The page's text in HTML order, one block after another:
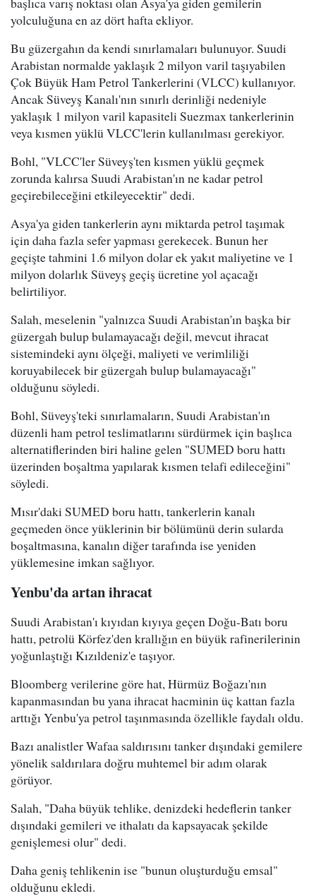
yolculuğuna en az dört hafta ekliyor.
Bu güzergahın da kendi sınırlamaları bulunuyor. Suudi
Arabistan normalde yaklaşık 2 milyon varil taşıyabilen
Çok Büyük Ham Petrol Tankerlerini (VLCC) kullanıyor.
Ancak Süveyş Kanalı'nın sınırlı derinliği nedeniyle
yaklaşık 1 milyon varil kapasiteli Suezmax tankerlerinin
veya kısmen yüklü VLCC'lerin kullanılması gerekiyor.
Bohl, "VLCC'ler Süveyş'ten kısmen yüklü geçmek
zorunda kalırsa Suudi Arabistan'ın ne kadar petrol
geçirebileceğini etkileyecektir" dedi.
Asya'ya giden tankerlerin aynı miktarda petrol taşımak
için daha fazla sefer yapması gerekecek. Bunun her
geçişte tahmini 1.6 milyon dolar ek yakıt maliyetine ve 1
milyon dolarlık Süveyş geçiş ücretine yol açacağı
belirtiliyor.
Salah, meselenin "yalnızca Suudi Arabistan'ın başka bir
güzergah bulup bulamayacağı değil, mevcut ihracat
sistemindeki aynı ölçeği, maliyeti ve verimliliği
koruyabilecek bir güzergah bulup bulamayacağı"
olduğunu söyledi.
Bohl, Süveyş'teki sınırlamaların, Suudi Arabistan'ın
düzenli ham petrol teslimatlarını sürdürmek için başlıca
alternatiflerinden biri haline gelen "SUMED boru hattı
üzerinden boşaltma yapılarak kısmen telafi edileceğini"
söyledi.
Mısır'daki SUMED boru hattı, tankerlerin kanalı
geçmeden önce yüklerinin bir bölümünü derin sularda
boşaltmasına, kanalın diğer tarafında ise yeniden
yüklemesine imkan sağlıyor.
Yenbu'da artan ihracat
Suudi Arabistan'ı kıyıdan kıyıya geçen Doğu-Batı boru
hattı, petrolü Körfez'den krallığın en büyük rafinerilerinin
yoğunlaştığı Kızıldeniz'e taşıyor.
Bloomberg verilerine göre hat, Hürmüz Boğazı'nın
kapanmasından bu yana ihracat hacminin üç kattan fazla
arttığı Yenbu'ya petrol taşınmasında özellikle faydalı oldu.
Bazı analistler Wafaa saldırısını tanker dışındaki gemilere
yönelik saldırılara doğru muhtemel bir adım olarak
görüyor.
Salah, "Daha büyük tehlike, denizdeki hedeflerin tanker
dışındaki gemileri ve ithalatı da kapsayacak şekilde
genişlemesi olur" dedi.
Daha geniş tehlikenin ise "bunun oluşturduğu emsal"
olduğunu ekledi.